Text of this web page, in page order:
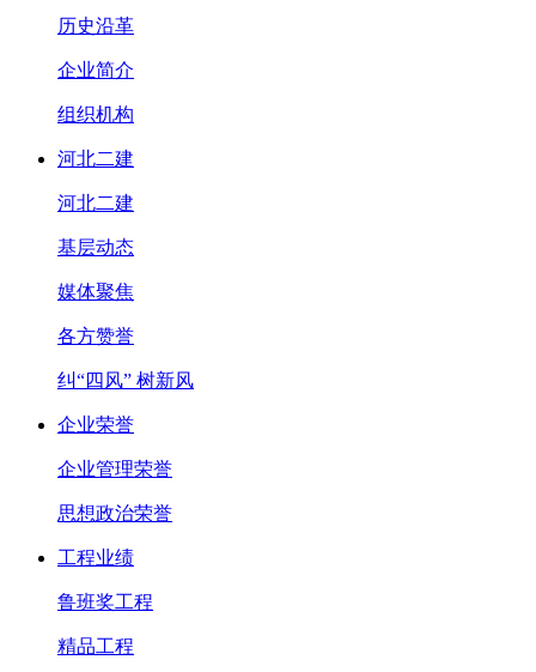
历史沿革
企业简介
组织机构
河北二建
河北二建
基层动态
媒体聚焦
各方赞誉
纠“四风” 树新风
企业荣誉
企业管理荣誉
思想政治荣誉
工程业绩
鲁班奖工程
精品工程